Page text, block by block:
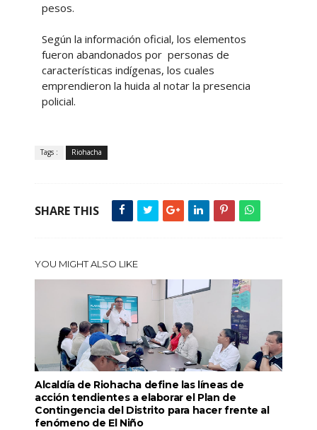
pesos.
Según la información oficial, los elementos
fueron abandonados por personas de
características indígenas, los cuales
emprendieron la huida al notar la presencia
policial.
Tags : Riohacha
SHARE THIS
YOU MIGHT ALSO LIKE
Alcaldía de Riohacha define las líneas de
acción tendientes a elaborar el Plan de
Contingencia del Distrito para hacer frente al
fenómeno de El Niño